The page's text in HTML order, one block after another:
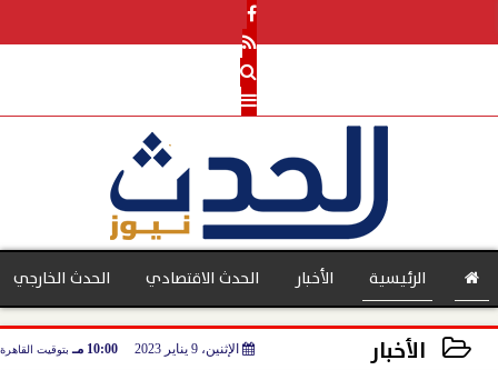
الرئيسية الأخبار الحدث الاقتصادي الحدث الخارجي
الأخبار الإثنين، 9 يناير 2023 10:00 مـ بتوقيت القاهرة